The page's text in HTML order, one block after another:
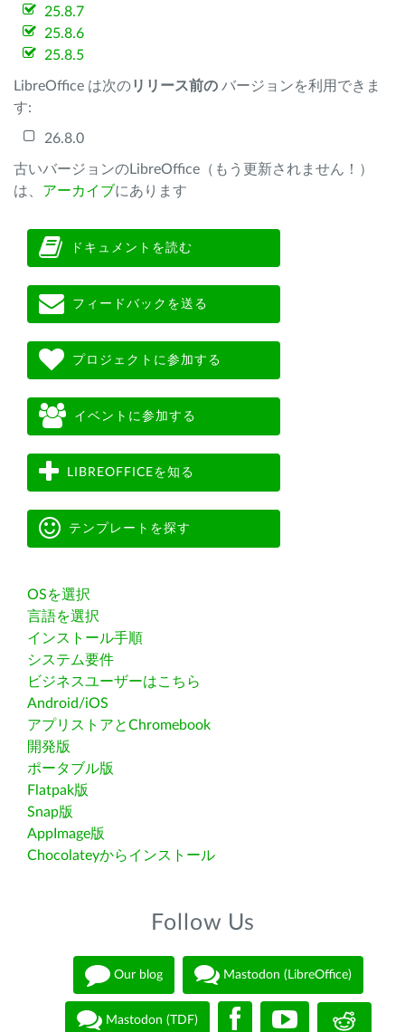
25.8.7
25.8.6
25.8.5
LibreOffice は次のリリース前の バージョンを利用できま
す:
26.8.0
古いバージョンのLibreOffice（もう更新されません！）
は、 アーカイブにあります
ドキュメントを読む
フィードバックを送る
プロジェクトに参加する
イベントに参加する
LIBREOFFICEを知る
テンプレートを探す
OSを選択
言語を選択
インストール手順
システム要件
ビジネスユーザーはこちら
Android/iOS
アプリストアとChromebook
開発版
ポータブル版
Flatpak版
Snap版
AppImage版
Chocolateyからインストール
Follow Us
Our blog Mastodon (LibreOffice)
Mastodon (TDF)